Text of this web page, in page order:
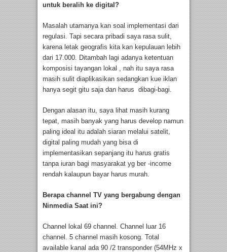
untuk beralih ke digital?
Masalah utamanya kan soal implementasi dari
regulasi. Tapi secara pribadi saya rasa sulit,
karena letak geografis kita kan kepulauan lebih
dari 17.000. Ditambah lagi adanya ketentuan
komposisi tayangan lokal , nah itu saya rasa
masih sulit diaplikasikan sedangkan kue iklan
hanya segit gitu saja dan harus dibagi-bagi.
Dengan alasan itu, saya lihat masih kurang
tepat, masih banyak yang harus develop namun
paling ideal itu adalah siaran melalui satelit,
digital paling mudah yang bisa di
implementasikan sepanjang itu harus gratis
tanpa iuran bagi masyarakat yg ber -income
rendah kalaupun bayar harus murah.
Berapa channel TV yang bergabung dengan
Ninmedia Saat ini?
Channel lokal 69 channel. Channel luar 16
channel. 5 channel masih kosong. Total
available kanal ada 90 /2 transponder (54MHz x